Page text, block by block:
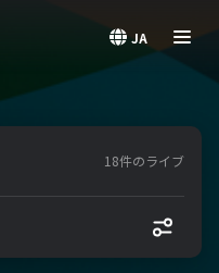
JA
18件のライブ